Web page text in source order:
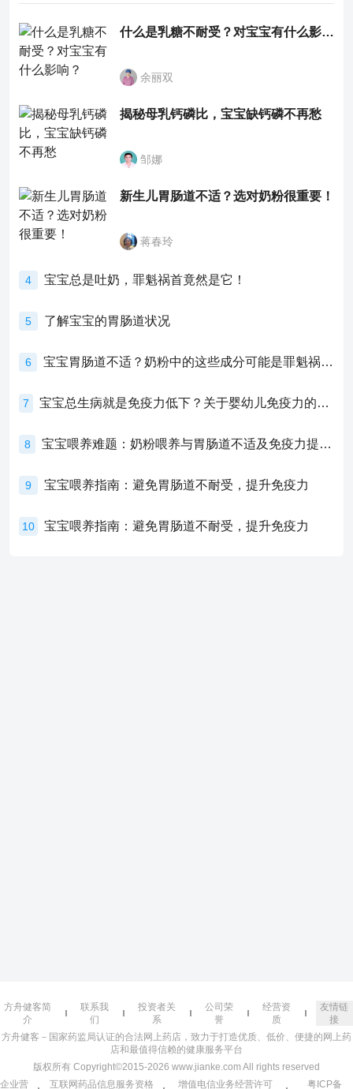
什么是乳糖不耐受？对宝宝有什么影响？
余丽双
揭秘母乳钙磷比，宝宝缺钙磷不再愁
邹娜
新生儿胃肠道不适？选对奶粉很重要！
蒋春玲
4 宝宝总是吐奶，罪魁祸首竟然是它！
5 了解宝宝的胃肠道状况
6 宝宝胃肠道不适？奶粉中的这些成分可能是罪魁祸首！
7 宝宝总生病就是免疫力低下？关于婴幼儿免疫力的真相，家长必须了解！
8 宝宝喂养难题：奶粉喂养与胃肠道不适及免疫力提升的奥秘
9 宝宝喂养指南：避免胃肠道不耐受，提升免疫力
10 宝宝喂养指南：避免胃肠道不耐受，提升免疫力
方舟健客简
介
联系我
们
投资者关
系
公司荣
誉
经营资
质
友情链
接
方舟健客－国家药监局认证的合法网上药店，致力于打造优质、低价、便捷的网上药
店和最值得信赖的健康服务平台
版权所有 Copyright©2015-2026 www.jianke.com All rights reserved
企业营
互联网药品信息服务资格 增值电信业务经营许可 粤ICP备